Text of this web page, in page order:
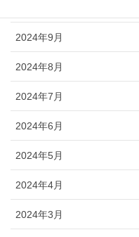
2024年9月
2024年8月
2024年7月
2024年6月
2024年5月
2024年4月
2024年3月